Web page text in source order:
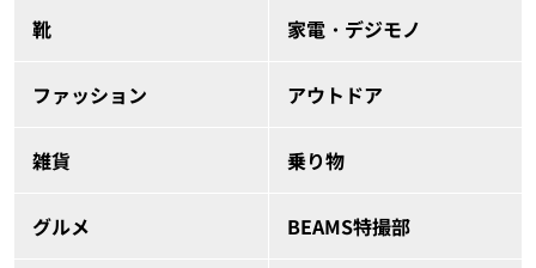
靴 家電・デジモノ
ファッション アウトドア
雑貨 乗り物
グルメ BEAMS特撮部